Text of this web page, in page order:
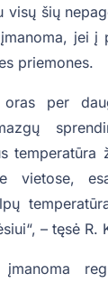
visų šių
jei į
priemones.
oras per
temperatūra
vietose,
– tęsė R.
įmanoma